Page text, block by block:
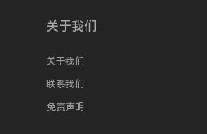
关于我们
关于我们
联系我们
免责声明